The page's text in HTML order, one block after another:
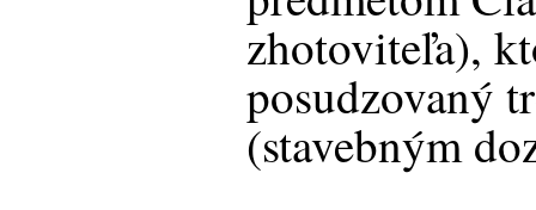
zhotoviteľa),
posudzovaný
(stavebným